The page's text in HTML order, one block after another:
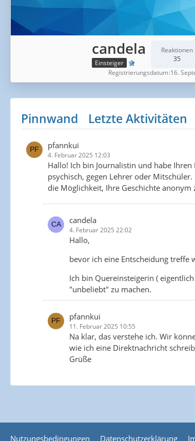
candela
Einsteiger
Reaktionen
35
Registrierungsdatum 16.
Pinnwand Letzte Aktivitäten
pfannkui
4. Februar 2025 12:03
Hallo! Ich bin Journalistin und habe
psychisch, gegen Lehrer oder
die Möglichkeit, Ihre Geschichte
candela
4. Februar 2025 22:02
Hallo,
bevor ich eine Entscheidung treffe
Ich bin Quereinsteigerin (
"unbeliebt" zu machen.
pfannkui
11. Februar 2025 10:55
Na klar, das verstehe ich. Wir
wie ich eine Direktnachricht
Grüße
Nutzungsbedingungen Datenschutzerklärung